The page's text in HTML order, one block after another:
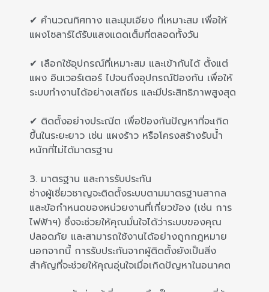
✔ คำนวณทิศทาง และมุมเอียง ที่เหมาะสม เพื่อให้
แผงโซลาร์ได้รับแสงแดดเต็มที่ตลอดทั้งวัน
✔ เลือกใช้อุปกรณ์ที่เหมาะสม และเข้ากันได้ ตั้งแต่
แผง อินเวอร์เตอร์ ไปจนถึงอุปกรณ์ป้องกัน เพื่อให้
ระบบทำงานได้อย่างเสถียร และมีประสิทธิภาพสูงสุด
✔ ติดตั้งอย่างประณีต เพื่อป้องกันปัญหาที่จะเกิด
ขึ้นในระยะยาว เช่น แผงร้าว หรือโครงสร้างรับน้ำ
หนักที่ไม่ได้มาตรฐาน
3. มาตรฐาน และการรับประกัน
ช่างผู้เชี่ยวชาญจะติดตั้งระบบตามมาตรฐานสากล
และข้อกำหนดของหน่วยงานที่เกี่ยวข้อง (เช่น การ
ไฟฟ้าฯ) ซึ่งจะช่วยให้คุณมั่นใจได้ว่าระบบของคุณ
ปลอดภัย และสามารถใช้งานได้อย่างถูกกฎหมาย
นอกจากนี้ การรับประกันจากผู้ติดตั้งยังเป็นสิ่ง
สำคัญที่จะช่วยให้คุณอุ่นใจเมื่อเกิดปัญหาในอนาคต